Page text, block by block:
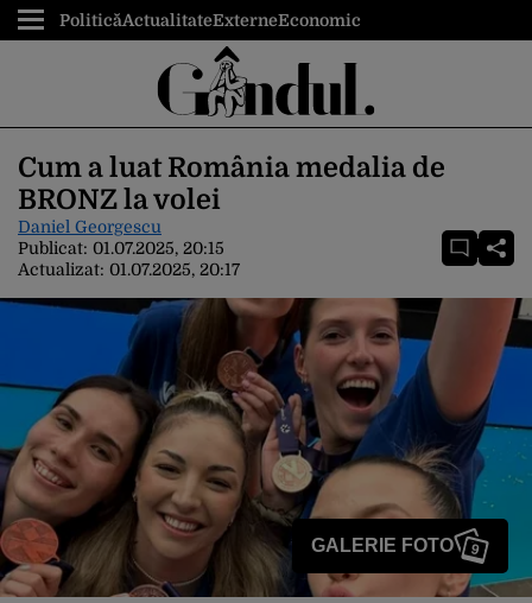
PoliticăActualitateExterneEconomic
Cum a luat România medalia de
BRONZ la volei
Daniel Georgescu
Publicat: 01.07.2025, 20:15
Actualizat: 01.07.2025, 20:17
GALERIE FOTO 9